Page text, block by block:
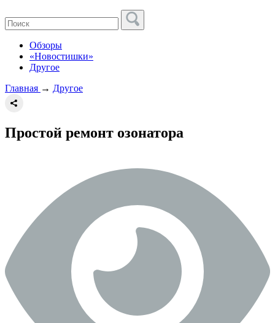
Обзоры
«Новостишки»
Другое
Главная → Другое
Простой ремонт озонатора